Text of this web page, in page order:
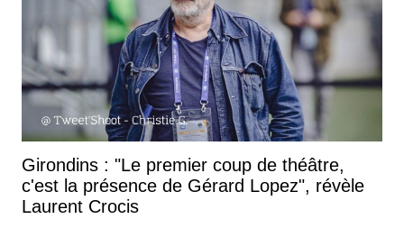
Girondins : "Le premier coup de théâtre,
c'est la présence de Gérard Lopez", révèle
Laurent Crocis